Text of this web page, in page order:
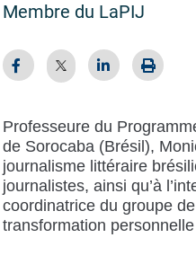
Membre du LaPIJ
Professeure du
de Sorocaba (Brésil),
journalisme littéraire
journalistes, ainsi qu’à
coordinatrice du groupe
transformation